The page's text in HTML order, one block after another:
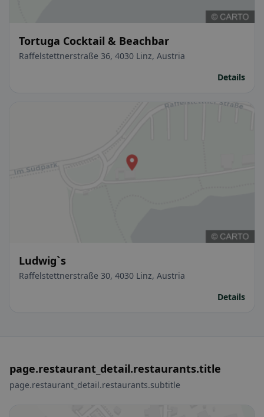
Tortuga Cocktail & Beachbar
Raffelstettnerstraße 36, 4030 Linz, Austria
Details
Ludwig`s
Raffelstettnerstraße 30, 4030 Linz, Austria
Details
page.restaurant_detail.restaurants.title
page.restaurant_detail.restaurants.subtitle